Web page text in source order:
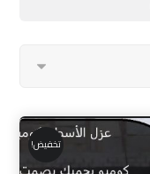
تخفيض!